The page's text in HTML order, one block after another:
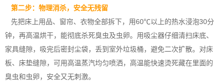
第二步：物理消杀，安全无残留
先把床上用品、窗帘、衣物全部拆下，用60℃以上的热水浸泡30分
钟，再高温烘干，能彻底杀死臭虫及虫卵。用吸尘器仔细清扫床底、
家具缝隙，吸完后密封尘袋，丢到室外垃圾桶，避免二次扩散。对床
板、床垫缝隙，可用高温蒸汽均匀喷洒，高温能快速烫死藏在里面的
臭虫和虫卵，安全又无刺激。